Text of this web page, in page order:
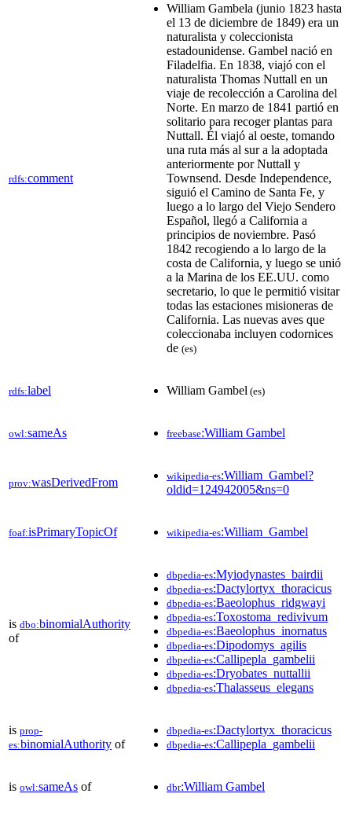
rdfs:comment
William Gambela (junio 1823 hasta
el 13 de diciembre de 1849) era un
naturalista y coleccionista
estadounidense. Gambel nació en
Filadelfia. En 1838, viajó con el
naturalista Thomas Nuttall en un
viaje de recolección a Carolina del
Norte. En marzo de 1841 partió en
solitario para recoger plantas para
Nuttall. Él viajó al oeste, tomando
una ruta más al sur a la adoptada
anteriormente por Nuttall y
Townsend. Desde Independence,
siguió el Camino de Santa Fe, y
luego a lo largo del Viejo Sendero
Español, llegó a California a
principios de noviembre. Pasó
1842 recogiendo a lo largo de la
costa de California, y luego se unió
a la Marina de los EE.UU. como
secretario, lo que le permitió visitar
todas las estaciones misioneras de
California. Las nuevas aves que
coleccionaba incluyen codornices
de (es)
rdfs:label William Gambel (es)
owl:sameAs freebase:William Gambel
prov:wasDerivedFrom wikipedia-es:William_Gambel?
oldid=124942005&ns=0
foaf:isPrimaryTopicOf wikipedia-es:William_Gambel
is dbo:binomialAuthority
of
dbpedia-es:Myiodynastes_bairdii
dbpedia-es:Dactylortyx_thoracicus
dbpedia-es:Baeolophus_ridgwayi
dbpedia-es:Toxostoma_redivivum
dbpedia-es:Baeolophus_inornatus
dbpedia-es:Dipodomys_agilis
dbpedia-es:Callipepla_gambelii
dbpedia-es:Dryobates_nuttallii
dbpedia-es:Thalasseus_elegans
is prop-
es:binomialAuthority of
dbpedia-es:Dactylortyx_thoracicus
dbpedia-es:Callipepla_gambelii
is owl:sameAs of dbr:William Gambel